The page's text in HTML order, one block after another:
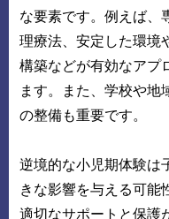
な要素です。例えば、
理療法、安定した環境
構築などが有効なアプ
ます。また、学校や地
の整備も重要です。
逆境的な小児期体験は
きな影響を与える可能
適切なサポートと保護